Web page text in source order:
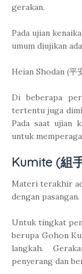
gerakan.
Pada ujian
umum diujikan
Heian Shodan (平
Di beberapa
tertentu juga
Pada saat ujian
untuk
Kumite (組
Materi terakhir
dengan pasangan.
Untuk tingkat
berupa Gohon
langkah.
penyerang dan